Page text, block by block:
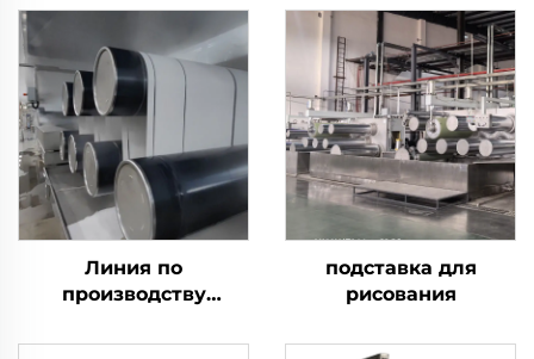
Линия по
производству
Es bio component
подставка для
рисования